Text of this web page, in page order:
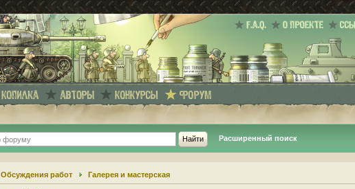
Расширенный поиск
Обсуждения работ Галерея и мастерская